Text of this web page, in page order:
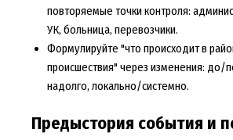
повторяемые точки контроля:
УК, больница, перевозчики.
Формулируйте "что происходит в
происшествия" через изменения: до/
надолго, локально/системно.
Предыстория события и